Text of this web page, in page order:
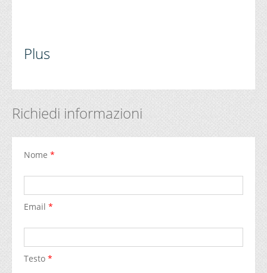
Plus
Richiedi informazioni
Nome *
Email *
Testo *